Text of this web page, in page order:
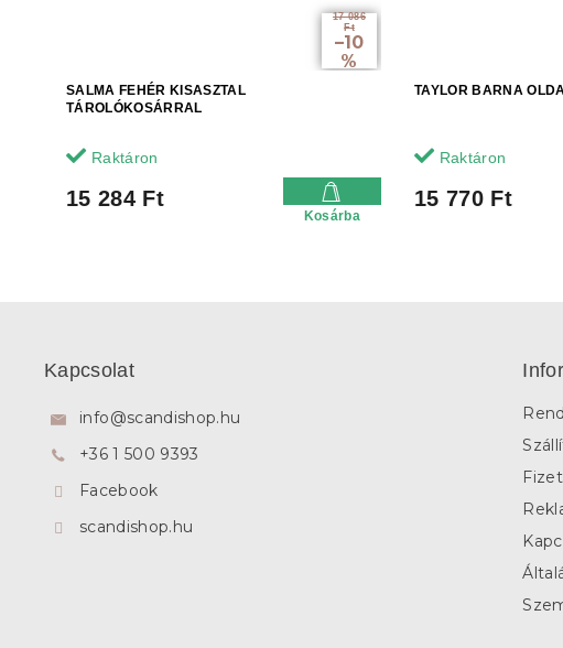
17 086
Ft
–10
%
SALMA FEHÉR KISASZTAL
TÁROLÓKOSÁRRAL
Raktáron
15 284 Ft
Kosárba
TAYLOR BARNA
Raktáron
15 770 Ft
Kapcsolat
info@scandishop.hu
+36 1 500 9393
Facebook
scandishop.hu